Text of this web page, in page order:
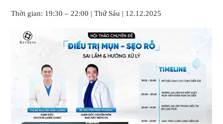
Thời gian: 19:30 – 22:00 | Thứ Sáu | 12.12.2025